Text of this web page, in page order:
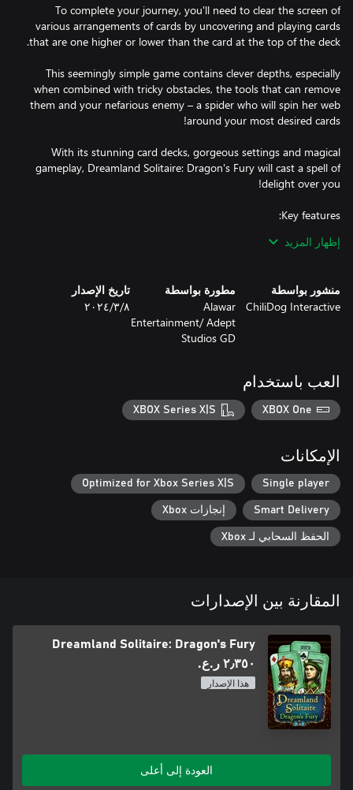
To complete your journey, you'll need to clear the screen of
various arrangements of cards by uncovering and playing cards
This seemingly simple game contains clever depths, especially
when combined with tricky obstacles, the tools that can remove
them and your nefarious enemy – a spider who will spin her web
With its stunning card decks, gorgeous settings and magical
gameplay, Dreamland Solitaire: Dragon's Fury will cast a spell of
- Restore a fairy's home, a village and more
إظهار المزيد
منشور بواسطة
ChiliDog Interactive
مطورة بواسطة
Alawar
Entertainment/ Adept
Studios GD
تاريخ الإصدار
٨‏/٣‏/٢٠٢٤
العب باستخدام
XBOX One
XBOX Series X|S
الإمكانات
Single player
Optimized for Xbox Series X|S
Smart Delivery إنجازات Xbox
الحفظ السحابي لـ Xbox
المقارنة بين الإصدارات
Dreamland Solitaire: Dragon's Fury
٢٫٣٥٠ ر.ع.‏
هذا الإصدار
العودة إلى أعلى